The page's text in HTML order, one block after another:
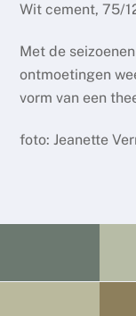
Wit cement, 75/
Met de
ontmoetingen
vorm van een
foto: Jeanette